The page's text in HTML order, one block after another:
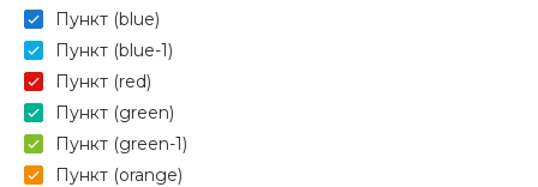
Пункт (blue)
Пункт (blue-1)
Пункт (red)
Пункт (green)
Пункт (green-1)
Пункт (orange)